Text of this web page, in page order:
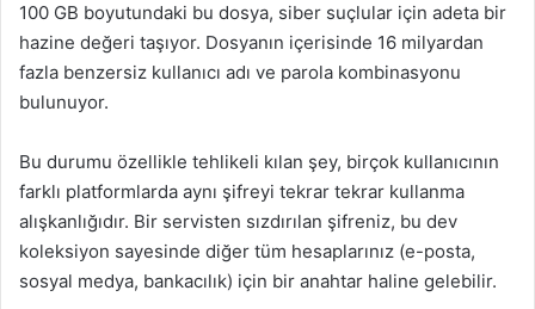
100 GB boyutundaki bu dosya, siber suçlular için adeta bir
hazine değeri taşıyor. Dosyanın içerisinde 16 milyardan
fazla benzersiz kullanıcı adı ve parola kombinasyonu
bulunuyor.
Bu durumu özellikle tehlikeli kılan şey, birçok kullanıcının
farklı platformlarda aynı şifreyi tekrar tekrar kullanma
alışkanlığıdır. Bir servisten sızdırılan şifreniz, bu dev
koleksiyon sayesinde diğer tüm hesaplarınız (e-posta,
sosyal medya, bankacılık) için bir anahtar haline gelebilir.